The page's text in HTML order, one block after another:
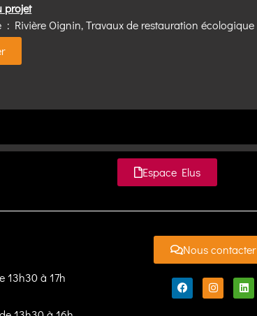
projet
: Rivière Oignin, Travaux de restauration écologique
Espace Elus
13h30 à 17h
Nous contacter